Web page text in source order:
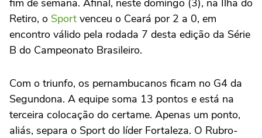
Retiro, o Sport venceu o Ceará por 2 a 0, em
encontro válido pela rodada 7 desta edição da Série
B do Campeonato Brasileiro.
Com o triunfo, os pernambucanos ficam no G4 da
Segundona. A equipe soma 13 pontos e está na
terceira colocação do certame. Apenas um ponto,
aliás, separa o Sport do líder Fortaleza. O Rubro-